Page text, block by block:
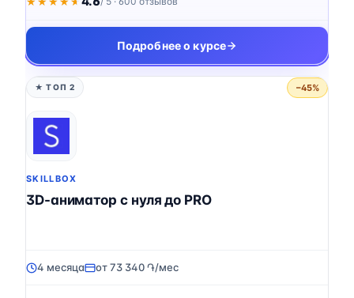
Подробнее о курсе
★ ТОП 2 −45%
SKILLBOX
3D-аниматор с нуля до PRO
4 месяца от 73 340 ֏/мес